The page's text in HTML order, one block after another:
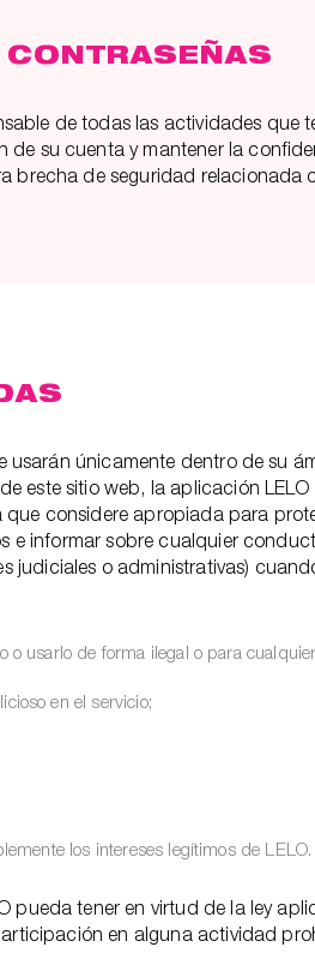
de todas las actividades
de su cuenta y mantener la
brecha de seguridad relacionada
usarán únicamente dentro de su
este sitio web, la aplicación
considere apropiada para
e informar sobre cualquier
judiciales o administrativas)
o usarlo de forma ilegal o para
en el servicio;
los intereses legítimos de LELO.
pueda tener en virtud de la ley
en alguna actividad